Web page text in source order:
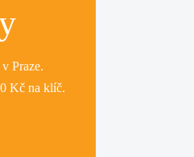
v Praze.
Kč na klíč.